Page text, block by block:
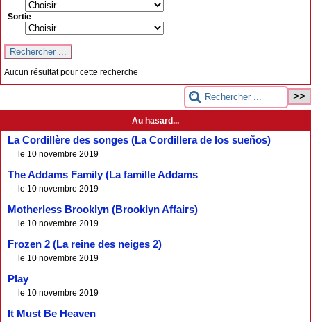
Sortie
Aucun résultat pour cette recherche
Au hasard...
La Cordillère des songes (La Cordillera de los sueños)
le 10 novembre 2019
The Addams Family (La famille Addams
le 10 novembre 2019
Motherless Brooklyn (Brooklyn Affairs)
le 10 novembre 2019
Frozen 2 (La reine des neiges 2)
le 10 novembre 2019
Play
le 10 novembre 2019
It Must Be Heaven